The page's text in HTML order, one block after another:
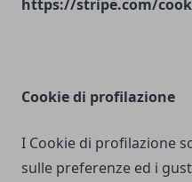
https://stripe.com/
Cookie di profilazione
I Cookie di profilazione
sulle preferenze ed i